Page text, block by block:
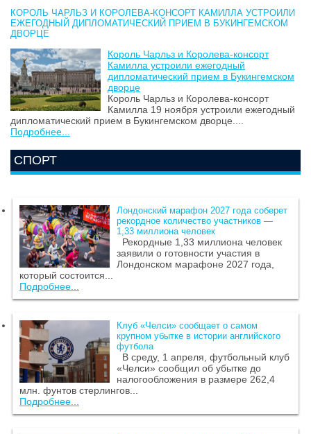
КОРОЛЬ ЧАРЛЬЗ И КОРОЛЕВА-КОНСОРТ КАМИЛЛА УСТРОИЛИ
ЕЖЕГОДНЫЙ ДИПЛОМАТИЧЕСКИЙ ПРИЕМ В БУКИНГЕМСКОМ
ДВОРЦЕ
Король Чарльз и Королева-консорт
Камилла устроили ежегодный
дипломатический прием в Букингемском
дворце
Король Чарльз и Королева-консорт
Камилла 19 ноября устроили ежегодный
дипломатический прием в Букингемском дворце....
Подробнее...
СПОРТ
Лондонский марафон 2027 года соберет
рекордное количество участников —
1,33 миллиона человек
Рекордные 1,33 миллиона человек
заявили о готовности участия в
Лондонском марафоне 2027 года,
который состоится...
Подробнее...
Клуб «Челси» сообщает о самом
крупном убытке в истории английского
футбола
В среду, 1 апреля, футбольный клуб
«Челси» сообщил об убытке до
налогообложения в размере 262,4
млн. фунтов стерлингов...
Подробнее...